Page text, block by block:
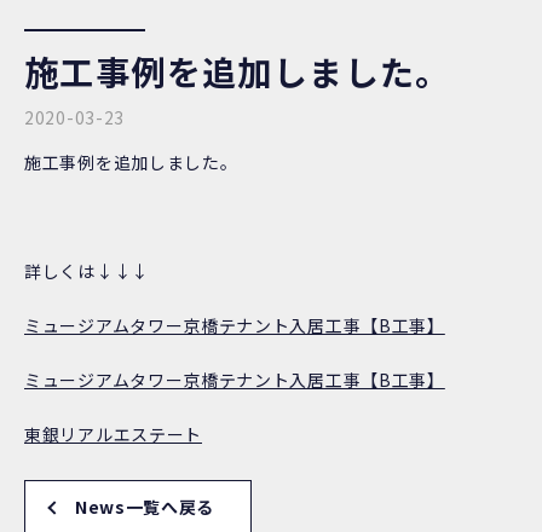
施工事例を追加しました。
2020-03-23
施工事例を追加しました。
詳しくは↓↓↓
ミュージアムタワー京橋テナント入居工事【B工事】
ミュージアムタワー京橋テナント入居工事【B工事】
東銀リアルエステート
News一覧へ戻る